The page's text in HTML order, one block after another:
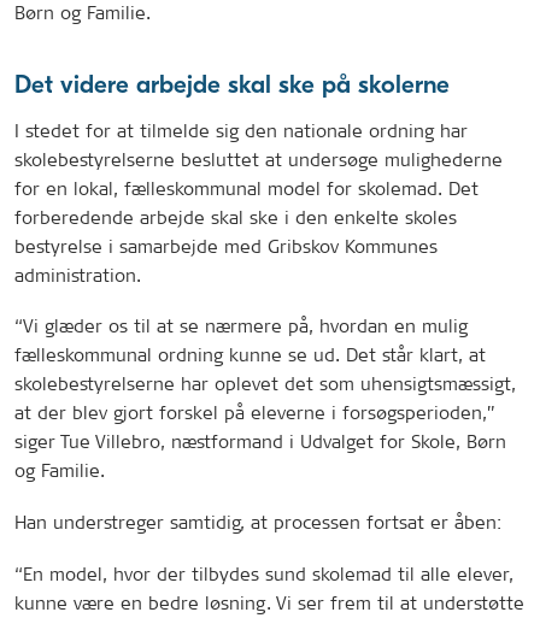
Børn og Familie.
Det videre arbejde skal ske på skolerne
I stedet for at tilmelde sig den nationale ordning har
skolebestyrelserne besluttet at undersøge mulighederne
for en lokal, fælleskommunal model for skolemad. Det
forberedende arbejde skal ske i den enkelte skoles
bestyrelse i samarbejde med Gribskov Kommunes
administration.
“Vi glæder os til at se nærmere på, hvordan en mulig
fælleskommunal ordning kunne se ud. Det står klart, at
skolebestyrelserne har oplevet det som uhensigtsmæssigt,
at der blev gjort forskel på eleverne i forsøgsperioden,”
siger Tue Villebro, næstformand i Udvalget for Skole, Børn
og Familie.
Han understreger samtidig, at processen fortsat er åben:
“En model, hvor der tilbydes sund skolemad til alle elever,
kunne være en bedre løsning. Vi ser frem til at understøtte